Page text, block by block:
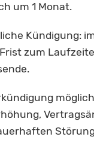
um 1 Monat.
Kündigung:
zum